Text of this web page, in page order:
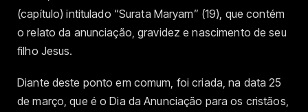
(capítulo) intitulado “Surata Maryam” (19), que contém
o relato da anunciação, gravidez e nascimento de seu
filho Jesus.
Diante deste ponto em comum, foi criada, na data 25
de março, que é o Dia da Anunciação para os cristãos,